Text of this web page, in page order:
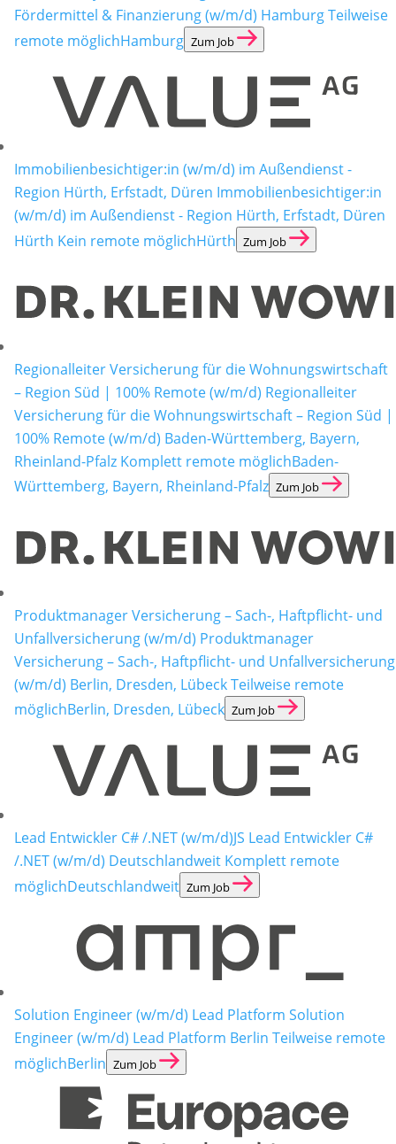
Fördermittel & Finanzierung (w/m/d) Hamburg Teilweise
remote möglichHamburg Zum Job
Immobilienbesichtiger:in (w/m/d) im Außendienst -
Region Hürth, Erfstadt, Düren Immobilienbesichtiger:in
(w/m/d) im Außendienst - Region Hürth, Erfstadt, Düren
Hürth Kein remote möglichHürth Zum Job
Regionalleiter Versicherung für die Wohnungswirtschaft
– Region Süd | 100% Remote (w/m/d) Regionalleiter
Versicherung für die Wohnungswirtschaft – Region Süd |
100% Remote (w/m/d) Baden-Württemberg, Bayern,
Rheinland-Pfalz Komplett remote möglichBaden-
Württemberg, Bayern, Rheinland-Pfalz Zum Job
Produktmanager Versicherung – Sach-, Haftpflicht- und
Unfallversicherung (w/m/d) Produktmanager
Versicherung – Sach-, Haftpflicht- und Unfallversicherung
(w/m/d) Berlin, Dresden, Lübeck Teilweise remote
möglichBerlin, Dresden, Lübeck Zum Job
Lead Entwickler C# /.NET (w/m/d)JS Lead Entwickler C#
/.NET (w/m/d) Deutschlandweit Komplett remote
möglichDeutschlandweit Zum Job
Solution Engineer (w/m/d) Lead Platform Solution
Engineer (w/m/d) Lead Platform Berlin Teilweise remote
möglichBerlin Zum Job